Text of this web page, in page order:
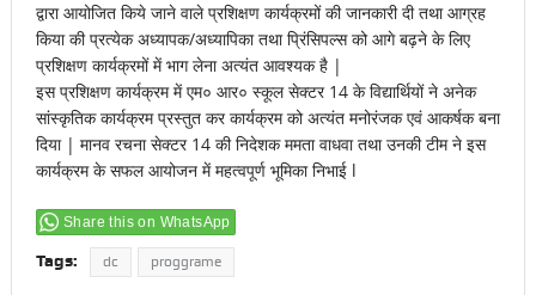
द्वारा आयोजित किये जाने वाले प्रशिक्षण कार्यक्रमों की जानकारी दी तथा आग्रह
किया की प्रत्येक अध्यापक/अध्यापिका तथा प्रिंसिपल्स को आगे बढ़ने के लिए
प्रशिक्षण कार्यक्रमों में भाग लेना अत्यंत आवश्यक है |
इस प्रशिक्षण कार्यक्रम में एम० आर० स्कूल सेक्टर 14 के विद्यार्थियों ने अनेक
सांस्कृतिक कार्यक्रम प्रस्तुत कर कार्यक्रम को अत्यंत मनोरंजक एवं आकर्षक बना
दिया | मानव रचना सेक्टर 14 की निदेशक ममता वाधवा तथा उनकी टीम ने इस
कार्यक्रम के सफल आयोजन में महत्वपूर्ण भूमिका निभाई l
Share this on WhatsApp
Tags: dc proggrame